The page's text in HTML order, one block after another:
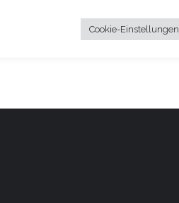
Cookie-Einstellungen